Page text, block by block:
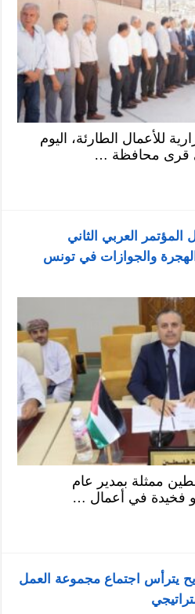
للأعمال الطارئة، اليوم
في قرى محافظة …
العربي الثاني
والجوازات في تونس
ممثلة بمدير عام
فخيدة في أعمال …
يترأس اجتماع مجموعة العمل